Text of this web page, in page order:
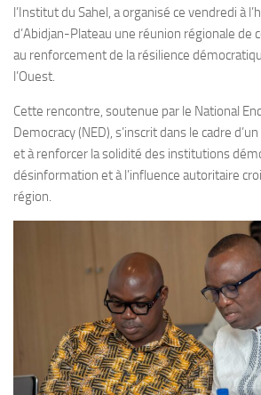
l’Institut du Sahel, a organisé ce vendredi à
d’Abidjan-Plateau une réunion régionale de
au renforcement de la résilience
l’Ouest.
Cette rencontre, soutenue par le National
Democracy (NED), s’inscrit dans le cadre
et à renforcer la solidité des institutions
désinformation et à l’influence autoritaire
région.